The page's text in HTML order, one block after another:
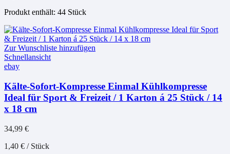
Produkt enthält: 44 Stück
Zur Wunschliste hinzufügen
Schnellansicht
ebay
Kälte-Sofort-Kompresse Einmal Kühlkompresse
Ideal für Sport & Freizeit / 1 Karton á 25 Stück / 14
x 18 cm
34,99 €
1,40 € / Stück